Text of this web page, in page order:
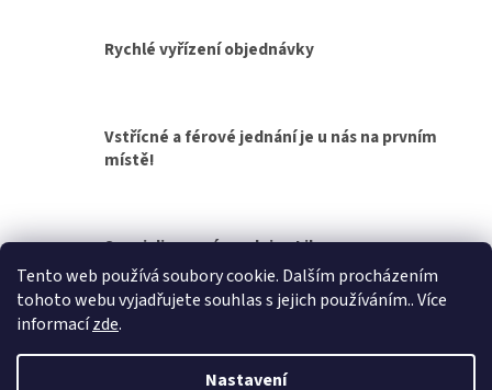
Tento web používá soubory cookie. Dalším procházením
tohoto webu vyjadřujete souhlas s jejich používáním.. Více
informacízde.
Nastavení
c
í
k
p
i
s
u
n
Rychlé vyřízení objednávky
Vstřícné a férové jednání je u nás na prvním
místě!
Specializovaná prodejna Liberec